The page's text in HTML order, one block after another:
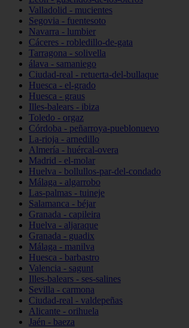
Valladolid - mucientes
Segovia - fuentesoto
Navarra - lumbier
Cáceres - robledillo-de-gata
Tarragona - solivella
álava - samaniego
Ciudad-real - retuerta-del-bullaque
Huesca - el-grado
Huesca - graus
Illes-balears - ibiza
Toledo - orgaz
Córdoba - peñarroya-pueblonuevo
La-rioja - arnedillo
Almería - huércal-overa
Madrid - el-molar
Huelva - bollullos-par-del-condado
Málaga - algarrobo
Las-palmas - tuineje
Salamanca - béjar
Granada - capileira
Huelva - aljaraque
Granada - guadix
Málaga - manilva
Huesca - barbastro
Valencia - sagunt
Illes-balears - ses-salines
Sevilla - carmona
Ciudad-real - valdepeñas
Alicante - orihuela
Jaén - baeza